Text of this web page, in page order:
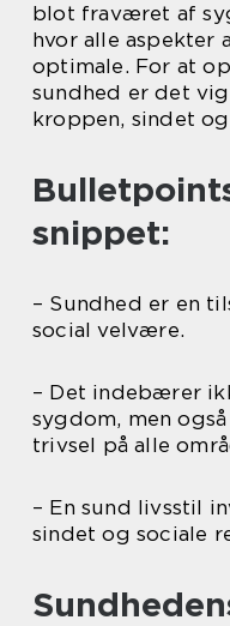
blot fraværet af
hvor alle aspekter
optimale. For at
sundhed er det
kroppen, sindet
snippet:
– Sundhed er en
social velvære.
– Det indebærer
sygdom, men
trivsel på alle
– En sund livsstil
sindet og sociale